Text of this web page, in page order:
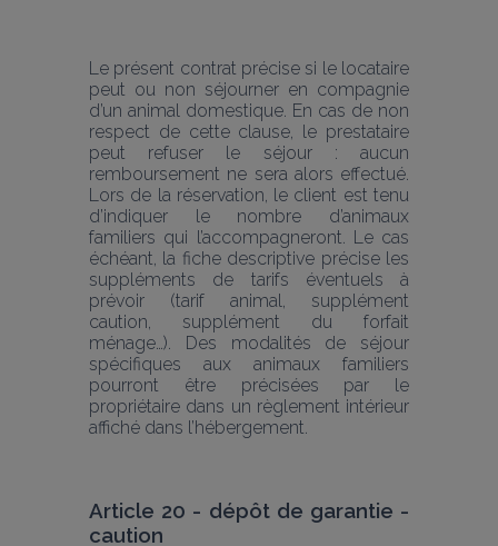
Le présent contrat précise si le locataire
peut ou non séjourner en compagnie
d’un animal domestique. En cas de non
respect de cette clause, le prestataire
peut refuser le séjour : aucun
remboursement ne sera alors effectué.
Lors de la réservation, le client est tenu
d’indiquer le nombre d’animaux
familiers qui l’accompagneront. Le cas
échéant, la fiche descriptive précise les
suppléments de tarifs éventuels à
prévoir (tarif animal, supplément
caution, supplément du forfait
ménage…). Des modalités de séjour
spécifiques aux animaux familiers
pourront être précisées par le
propriétaire dans un règlement intérieur
affiché dans l’hébergement.
Article 20 - dépôt de garantie -
caution